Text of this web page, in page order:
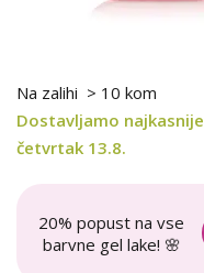
Na zalihi > 10 kom
Dostavljamo najkasnije
četvrtak 13.8.
20% popust na vse
barvne gel lake! 🌸